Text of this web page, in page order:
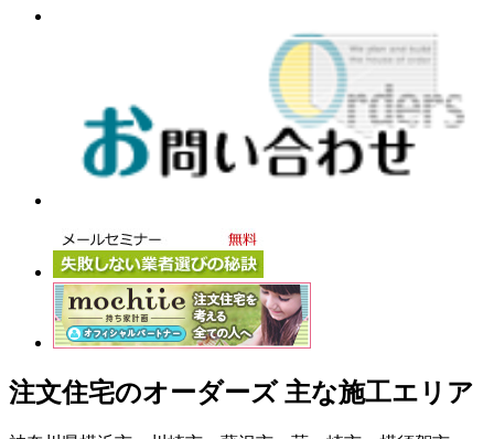
注文住宅のオーダーズ 主な施工エリア